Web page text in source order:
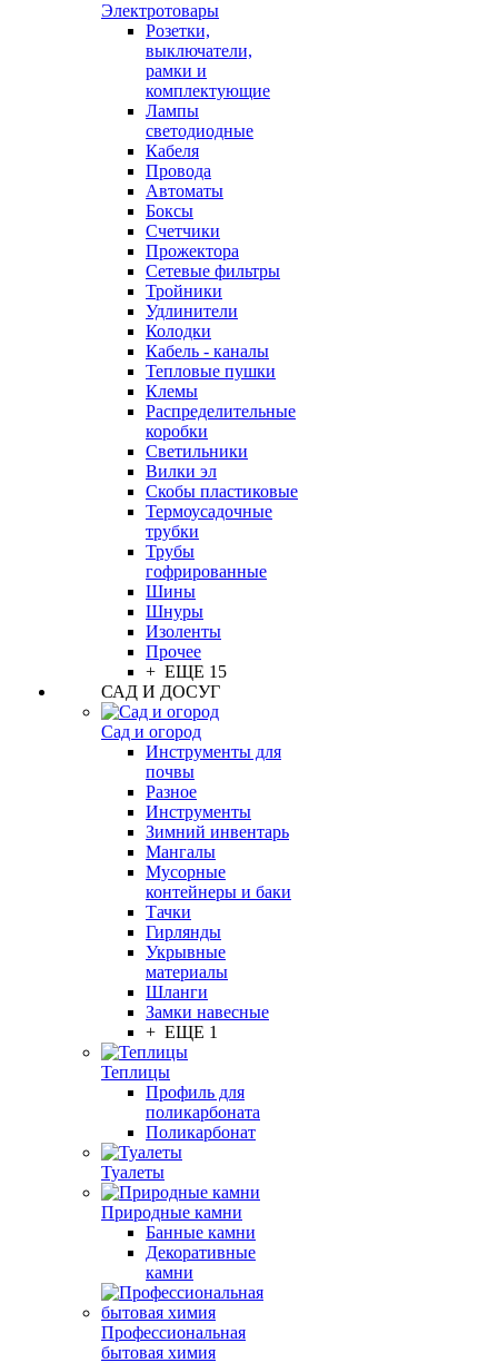
Электротовары
Розетки,
выключатели,
рамки и
комплектующие
Лампы
светодиодные
Кабеля
Провода
Автоматы
Боксы
Счетчики
Прожектора
Сетевые фильтры
Тройники
Удлинители
Колодки
Кабель - каналы
Тепловые пушки
Клемы
Распределительные
коробки
Светильники
Вилки эл
Скобы пластиковые
Термоусадочные
трубки
Трубы
гофрированные
Шины
Шнуры
Изоленты
Прочее
+ ЕЩЕ 15
САД И ДОСУГ
Сад и огород
Инструменты для
почвы
Разное
Инструменты
Зимний инвентарь
Мангалы
Мусорные
контейнеры и баки
Тачки
Гирлянды
Укрывные
материалы
Шланги
Замки навесные
+ ЕЩЕ 1
Теплицы
Профиль для
поликарбоната
Поликарбонат
Туалеты
Природные камни
Банные камни
Декоративные
камни
Профессиональная
бытовая химия